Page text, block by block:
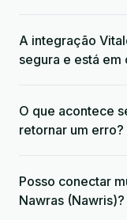
A integração
segura e está em
O que acontece
retornar um erro?
Posso conectar
Nawras (Nawris)?